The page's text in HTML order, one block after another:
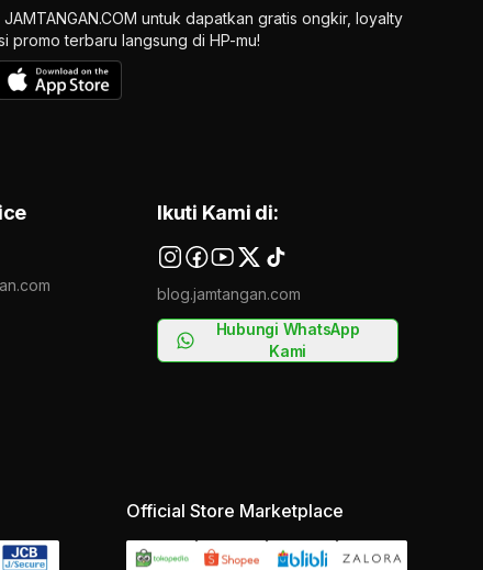
untuk dapatkan gratis ongkir, loyalty
promo terbaru langsung di HP-mu!
Ikuti Kami di:
blog.jamtangan.com
Hubungi WhatsApp
Kami
Official Store Marketplace